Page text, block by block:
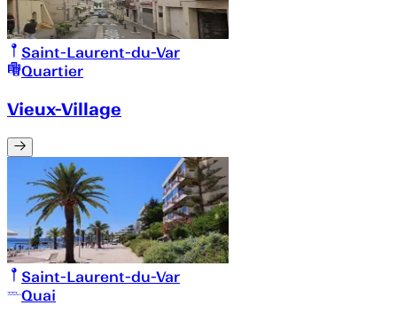
Saint-Laurent-du-Var
Quartier
Vieux-Village
Saint-Laurent-du-Var
Quai